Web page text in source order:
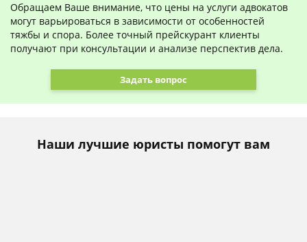
Обращаем Ваше внимание, что цены на услуги адвокатов
могут варьироваться в зависимости от особенностей
тяжбы и спора. Более точный прейскурант клиенты
получают при консультации и анализе перспектив дела.
Задать вопрос
Наши лучшие юристы помогут вам